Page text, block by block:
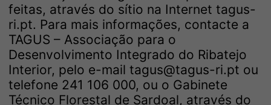
feitas, através do sítio na Internet tagus-
ri.pt. Para mais informações, contacte a
TAGUS – Associação para o
Desenvolvimento Integrado do Ribatejo
Interior, pelo e-mail tagus@tagus-ri.pt ou
telefone 241 106 000, ou o Gabinete
Técnico Florestal de Sardoal, através do